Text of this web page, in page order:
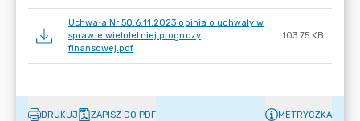
Uchwała Nr 50.6.11.2023 opinia o uchwały w
sprawie wieloletniej prognozy
finansowej.pdf
103.75 KB
DRUKUJ ZAPISZ DO PDF METRYCZKA